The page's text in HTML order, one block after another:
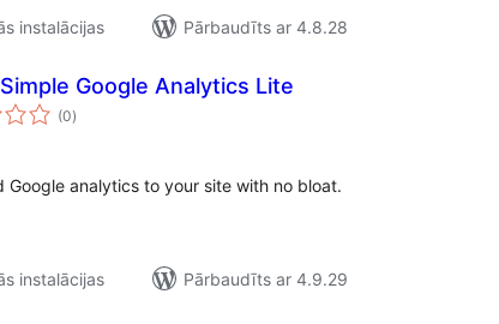
instalācijas
Pārbaudīts ar 4.8.28
Google Analytics Lite
(0vērtējumu
kopsumma
)
Google analytics to your site with no bloat.
instalācijas
Pārbaudīts ar 4.9.29